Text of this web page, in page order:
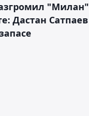
"Милан"
Дастан Сатпаев